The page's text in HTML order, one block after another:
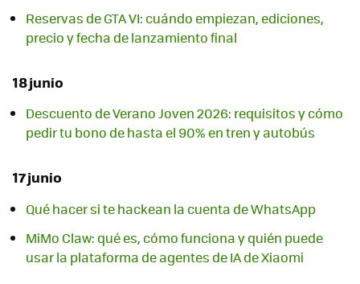
Reservas de GTA VI: cuándo empiezan, ediciones,
precio y fecha de lanzamiento final
18 junio
Descuento de Verano Joven 2026: requisitos y cómo
pedir tu bono de hasta el 90% en tren y autobús
17 junio
Qué hacer si te hackean la cuenta de WhatsApp
MiMo Claw: qué es, cómo funciona y quién puede
usar la plataforma de agentes de IA de Xiaomi